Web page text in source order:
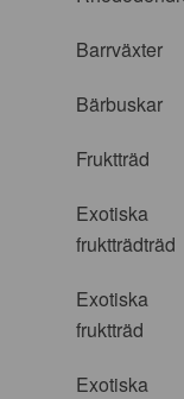
Barrväxter
Bärbuskar
Fruktträd
Exotiska
fruktträdträd
Exotiska
fruktträd
Exotiska